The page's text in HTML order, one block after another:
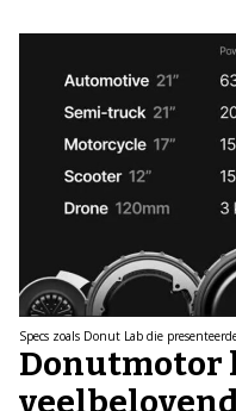
Specs zoals Donut Lab die